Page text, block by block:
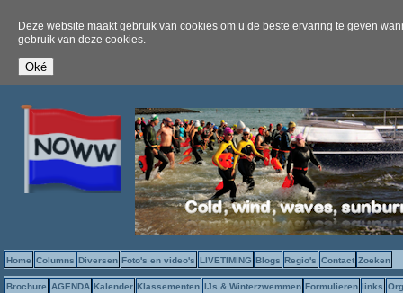
Deze website maakt gebruik van cookies om u de beste ervaring te geven
gebruik van deze cookies.
Home Columns Diversen Foto's en video's LIVETIMING Blogs Regio's Contact Zoeken
Brochure AGENDA Kalender Klassementen IJs & Winterzwemmen Formulieren links